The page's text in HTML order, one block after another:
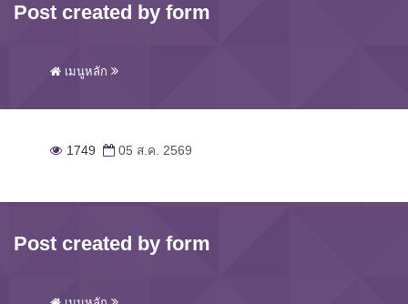
Post created by form
เมนูหลัก
1749 05 ส.ค. 2569
Post created by form